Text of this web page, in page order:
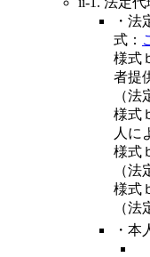
・
式：
様式
者提
（法
様式
人に
様式
（法
様式
（法
・